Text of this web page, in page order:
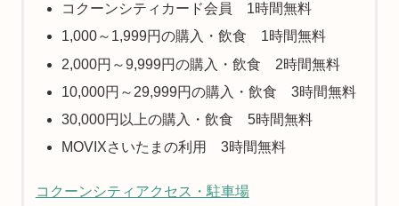
コクーンシティカード会員 1時間無料
1,000～1,999円の購入・飲食 1時間無料
2,000円～9,999円の購入・飲食 2時間無料
10,000円～29,999円の購入・飲食 3時間無料
30,000円以上の購入・飲食 5時間無料
MOVIXさいたまの利用 3時間無料
コクーンシティアクセス・駐車場